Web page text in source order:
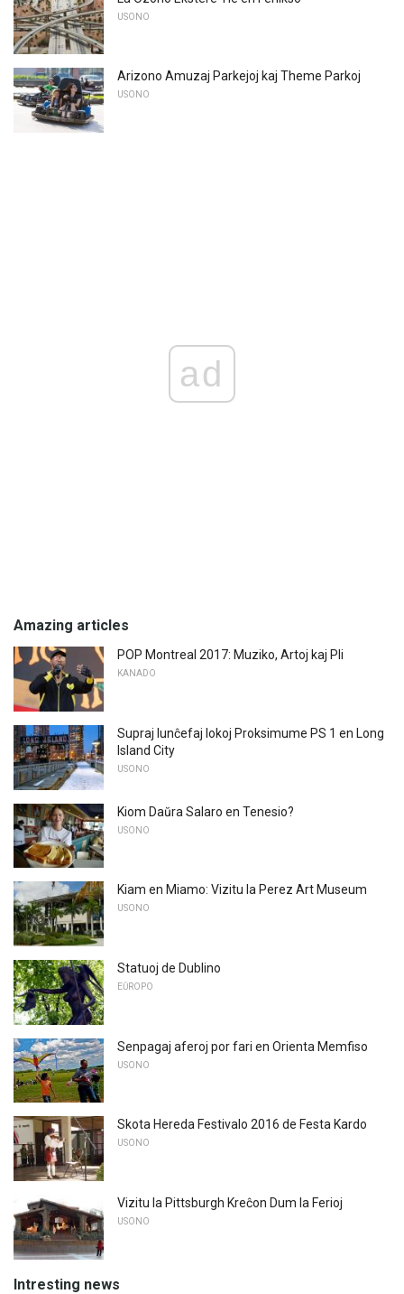
USONO
Arizono Amuzaj Parkejoj kaj Theme Parkoj
USONO
ad
Amazing articles
POP Montreal 2017: Muziko, Artoj kaj Pli
KANADO
Supraj lunĉefaj lokoj Proksimume PS 1 en Long
Island City
USONO
Kiom Daŭra Salaro en Tenesio?
USONO
Kiam en Miamo: Vizitu la Perez Art Museum
USONO
Statuoj de Dublino
EŬROPO
Senpagaj aferoj por fari en Orienta Memfiso
USONO
Skota Hereda Festivalo 2016 de Festa Kardo
USONO
Vizitu la Pittsburgh Kreĉon Dum la Ferioj
USONO
Intresting news